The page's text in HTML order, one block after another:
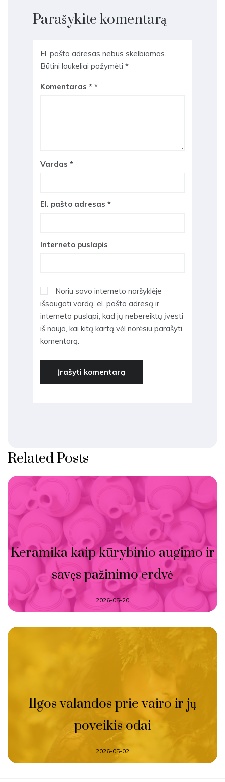
Parašykite komentarą
El. pašto adresas nebus skelbiamas.
Būtini laukeliai pažymėti *
Komentaras *
Vardas *
El. pašto adresas *
Interneto puslapis
Noriu savo interneto naršyklėje
išsaugoti vardą, el. pašto adresą ir
interneto puslapį, kad jų nebereiktų įvesti
iš naujo, kai kitą kartą vėl norėsiu parašyti
komentarą.
Related Posts
Keramika kaip kūrybinio augimo ir
savęs pažinimo erdvė
2026-05-20
Ilgos valandos prie vairo ir jų
poveikis odai
2026-05-02